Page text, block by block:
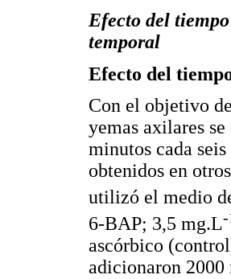
Efecto del
temporal
Efecto del
Con el objetivo
yemas axilares
minutos cada
obtenidos en
utilizó el medio
6-BAP; 3,5 mg.L-
ascórbico
adicionaron